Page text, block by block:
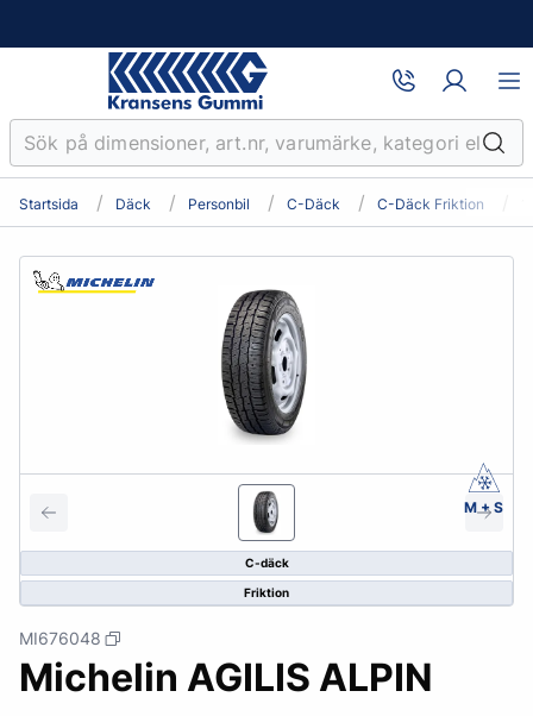
Startsida Däck Personbil C-Däck C-Däck Friktion
C-däck
Friktion
M + S
MI676048
Michelin AGILIS ALPIN